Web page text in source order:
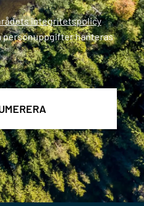
integritetspolicy
personuppgifter hanteras